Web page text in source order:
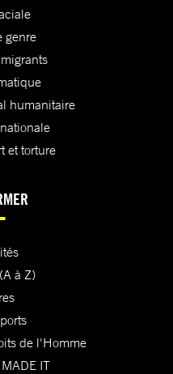
genre
humanitaire
et torture
à Z)
de l'Homme
IT